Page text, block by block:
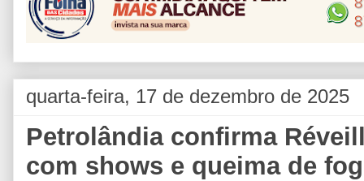
quarta-feira, 17 de dezembro de 2025
Petrolândia confirma
com shows e queima de